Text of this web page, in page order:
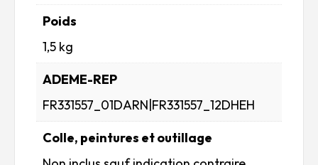
Poids
1,5 kg
ADEME-REP
FR331557_01DARN|FR331557_12DHEH
Colle, peintures et outillage